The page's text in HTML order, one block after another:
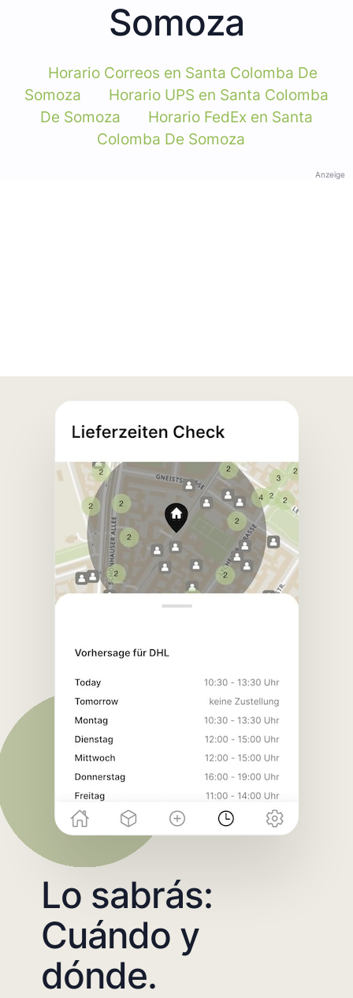
Somoza
Horario Correos en Santa Colomba De
Somoza
Horario UPS en Santa Colomba
De Somoza
Horario FedEx en Santa
Colomba De Somoza
Anzeige
Lo sabrás:
Cuándo y
dónde.